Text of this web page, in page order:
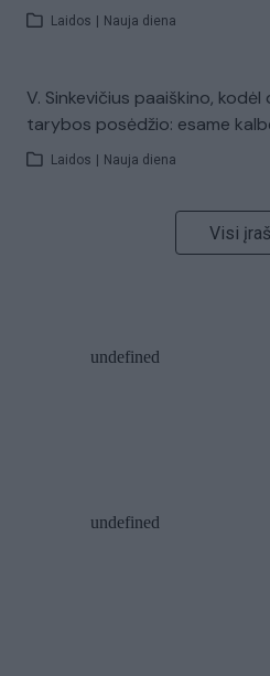
Laidos Nauja diena
V. Sinkevičius paaiškino,
tarybos posėdžio: esame
Laidos Nauja diena
Visi